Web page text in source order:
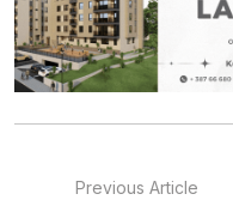
Previous Article